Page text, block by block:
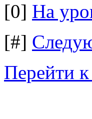
[0] На
[#]
Перейти